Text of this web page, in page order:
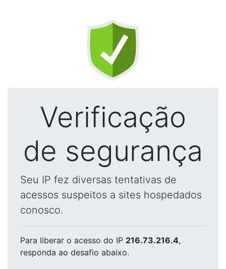
Verificação
de segurança
Seu IP fez diversas tentativas de
acessos suspeitos a sites hospedados
conosco.
Para liberar o acesso do IP 216.73.216.4,
responda ao desafio abaixo.